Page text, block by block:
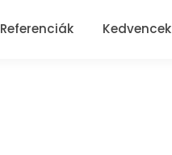
Referenciák Kedvencek